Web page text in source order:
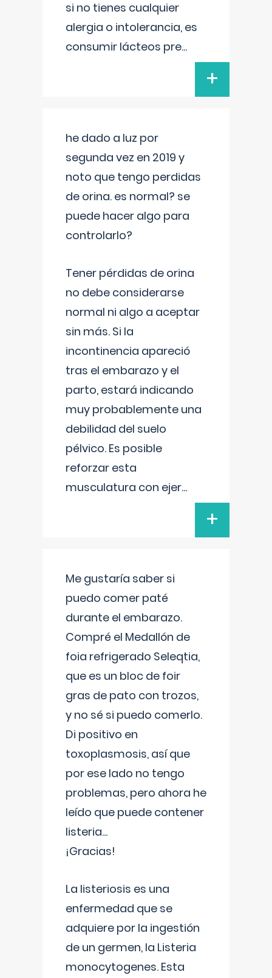
si no tienes cualquier
alergia o intolerancia, es
consumir lácteos pre...
+
he dado a luz por
segunda vez en 2019 y
noto que tengo perdidas
de orina. es normal? se
puede hacer algo para
controlarlo?
Tener pérdidas de orina
no debe considerarse
normal ni algo a aceptar
sin más. Si la
incontinencia apareció
tras el embarazo y el
parto, estará indicando
muy probablemente una
debilidad del suelo
pélvico. Es posible
reforzar esta
musculatura con ejer...
+
Me gustaría saber si
puedo comer paté
durante el embarazo.
Compré el Medallón de
foia refrigerado Seleqtia,
que es un bloc de foir
gras de pato con trozos,
y no sé si puedo comerlo.
Di positivo en
toxoplasmosis, así que
por ese lado no tengo
problemas, pero ahora he
leído que puede contener
listeria...
¡Gracias!
La listeriosis es una
enfermedad que se
adquiere por la ingestión
de un germen, la Listeria
monocytogenes. Esta